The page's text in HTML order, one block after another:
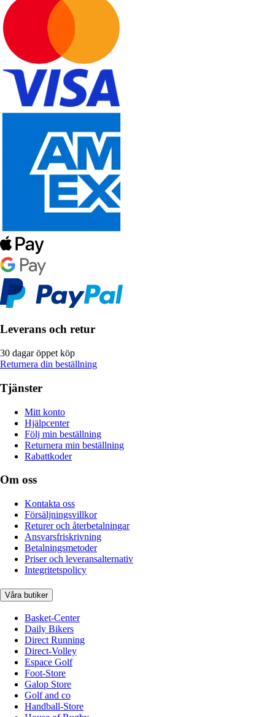
Leverans och retur
30 dagar öppet köp
Returnera din beställning
Tjänster
Mitt konto
Hjälpcenter
Följ min beställning
Returnera min beställning
Rabattkoder
Om oss
Kontakta oss
Försäljningsvillkor
Returer och återbetalningar
Ansvarsfriskrivning
Betalningsmetoder
Priser och leveransalternativ
Integritetspolicy
Våra butiker
Basket-Center
Daily Bikers
Direct Running
Direct-Volley
Espace Golf
Foot-Store
Galop Store
Golf and co
Handball-Store